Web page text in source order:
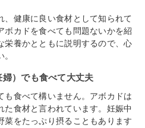
、健康に良い食材として知られて
ボカドを食べても問題ないかを紹
栄養かとともに説明するので、心
）でも食べて大丈夫
も食べて構いません。アボカドは
食材と言われています。妊娠中
菜をたっぷり摂ることもあります